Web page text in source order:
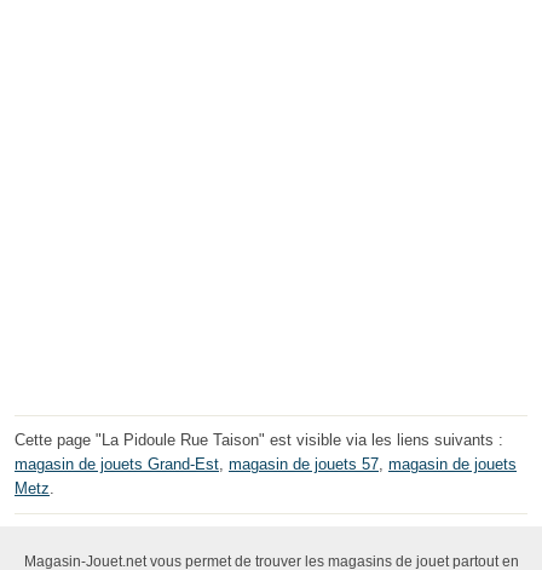
Cette page "La Pidoule Rue Taison" est visible via les liens suivants :
magasin de jouets Grand-Est magasin de jouets 57 magasin de jouets
Metz
Magasin-Jouet.net vous permet de trouver les magasins de jouet partout en